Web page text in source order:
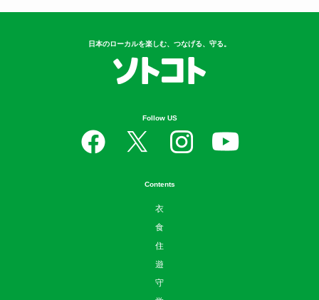
日本のローカルを楽しむ、つなげる、守る。
Follow US
Contents
衣
食
住
遊
守